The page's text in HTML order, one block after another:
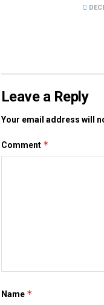
Leave a Reply
Your email address will
Comment *
Name *